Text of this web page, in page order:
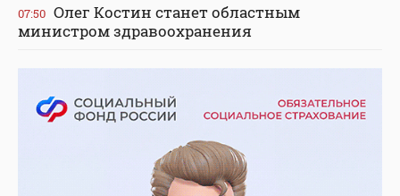
07:50 Олег Костин станет областным
министром здравоохранения